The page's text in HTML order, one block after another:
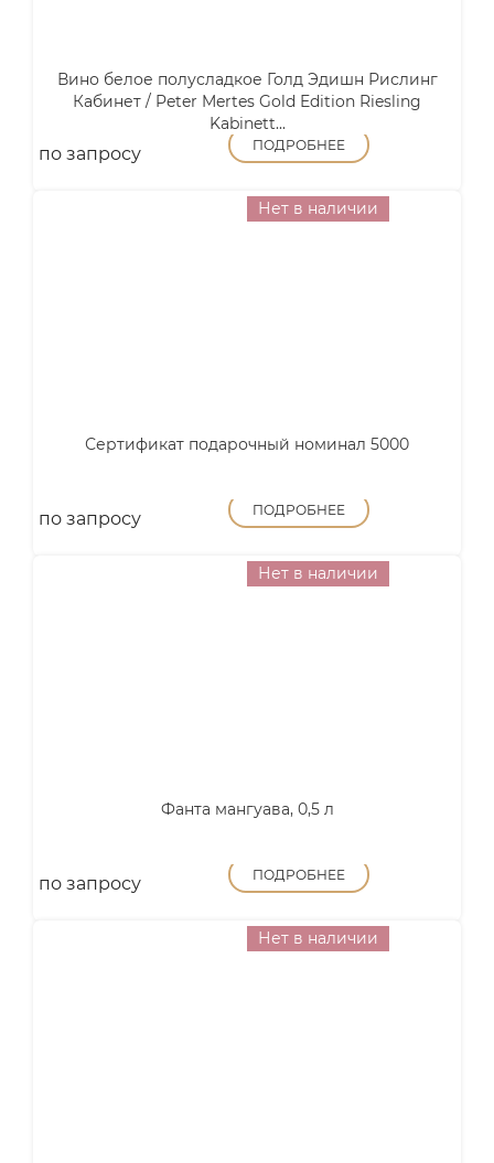
Вино белое полусладкое Голд Эдишн Рислинг
Кабинет / Peter Mertes Gold Edition Riesling
Kabinett...
по запросу ПОДРОБНЕЕ
Нет в наличии
Сертификат подарочный номинал 5000
по запросу ПОДРОБНЕЕ
Нет в наличии
Фанта мангуава, 0,5 л
по запросу ПОДРОБНЕЕ
Нет в наличии